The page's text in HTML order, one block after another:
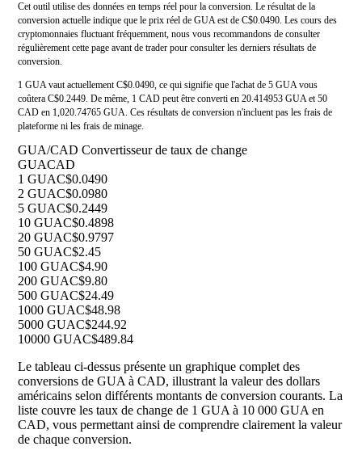
Cet outil utilise des données en temps réel pour la conversion. Le résultat de la
conversion actuelle indique que le prix réel de GUA est de C$0.0490. Les cours des
cryptomonnaies fluctuant fréquemment, nous vous recommandons de consulter
régulièrement cette page avant de trader pour consulter les derniers résultats de
conversion.
1 GUA vaut actuellement C$0.0490, ce qui signifie que l'achat de 5 GUA vous
coûtera C$0.2449. De même, 1 CAD peut être converti en 20.414953 GUA et 50
CAD en 1,020.74765 GUA. Ces résultats de conversion n'incluent pas les frais de
plateforme ni les frais de minage.
GUA/CAD Convertisseur de taux de change
GUACAD
1 GUAC$0.0490
2 GUAC$0.0980
5 GUAC$0.2449
10 GUAC$0.4898
20 GUAC$0.9797
50 GUAC$2.45
100 GUAC$4.90
200 GUAC$9.80
500 GUAC$24.49
1000 GUAC$48.98
5000 GUAC$244.92
10000 GUAC$489.84
Le tableau ci-dessus présente un graphique complet des
conversions de GUA à CAD, illustrant la valeur des dollars
américains selon différents montants de conversion courants. La
liste couvre les taux de change de 1 GUA à 10 000 GUA en
CAD, vous permettant ainsi de comprendre clairement la valeur
de chaque conversion.